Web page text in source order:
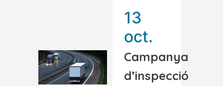
13
oct.
Campanya
d’inspecció